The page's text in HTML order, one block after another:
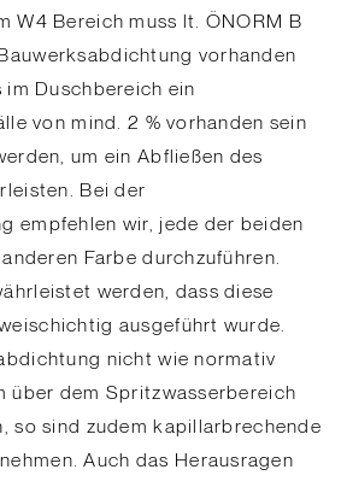
W4 Bereich muss lt. ÖNORM B
vorhanden
im Duschbereich ein
von mind. 2 % vorhanden sein
um ein Abfließen des
Bei der
empfehlen wir, jede der beiden
Farbe durchzuführen.
werden, dass diese
ausgeführt wurde.
nicht wie normativ
über dem Spritzwasserbereich
so sind zudem kapillarbrechende
Auch das Herausragen